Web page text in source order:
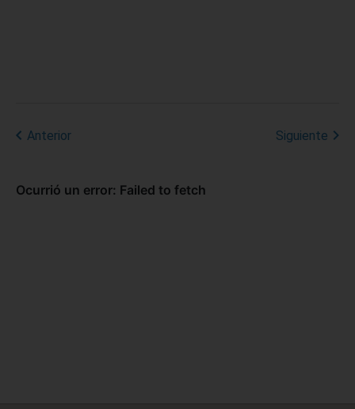
Anterior Siguiente